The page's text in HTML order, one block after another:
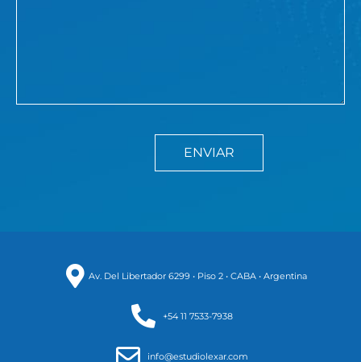
Av. Del Libertador 6299 • Piso 2 • CABA • Argentina
+54 11 7533-7938
info@estudiolexar.com